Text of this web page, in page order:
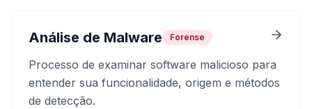
Análise de Malware Forense
Processo de examinar software malicioso para
entender sua funcionalidade, origem e métodos
de detecção.